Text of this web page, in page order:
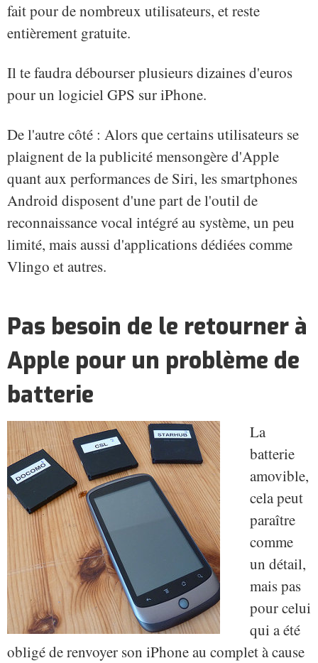
fait pour de nombreux utilisateurs, et reste
entièrement gratuite.
Il te faudra débourser plusieurs dizaines d'euros
pour un logiciel GPS sur iPhone.
De l'autre côté : Alors que certains utilisateurs se
plaignent de la publicité mensongère d'Apple
quant aux performances de Siri, les smartphones
Android disposent d'une part de l'outil de
reconnaissance vocal intégré au système, un peu
limité, mais aussi d'applications dédiées comme
Vlingo et autres.
Pas besoin de le retourner à
Apple pour un problème de
batterie
La
batterie
amovible,
cela peut
paraître
comme
un détail,
mais pas
pour celui
qui a été
obligé de renvoyer son iPhone au complet à cause